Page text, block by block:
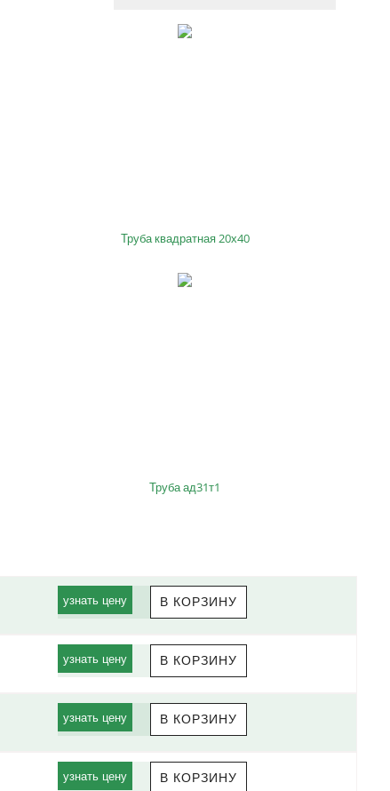
Труба квадратная 20х40
Труба ад31т1
узнать цену
узнать цену
узнать цену
узнать цену